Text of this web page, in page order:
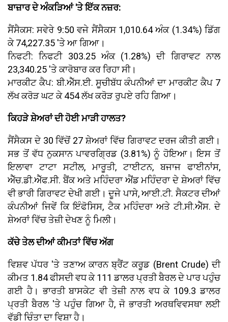
ਬਾਜ਼ਾਰ ਦੇ ਅੰਕੜਿਆਂ 'ਤੇ ਇੱਕ ਨਜ਼ਰ:
ਸੈਂਸੈਕਸ: ਸਵੇਰੇ 9:50 ਵਜੇ ਸੈਂਸੈਕਸ 1,010.64 ਅੰਕ (1.34%) ਡਿੱਗ
ਕੇ 74,227.35 'ਤੇ ਆ ਗਿਆ।
ਨਿਫਟੀ: ਨਿਫਟੀ 303.25 ਅੰਕ (1.28%) ਦੀ ਗਿਰਾਵਟ ਨਾਲ
23,340.25 'ਤੇ ਕਾਰੋਬਾਰ ਕਰ ਰਿਹਾ ਸੀ।
ਮਾਰਕੀਟ ਕੈਪ: ਬੀ.ਐੱਸ.ਈ. ਸੂਚੀਬੱਧ ਕੰਪਨੀਆਂ ਦਾ ਮਾਰਕੀਟ ਕੈਪ 7
ਲੱਖ ਕਰੋੜ ਘਟ ਕੇ 454 ਲੱਖ ਕਰੋੜ ਰੁਪਏ ਰਹਿ ਗਿਆ।
ਕਿਹੜੇ ਸ਼ੇਅਰਾਂ ਦੀ ਹੋਈ ਮਾੜੀ ਹਾਲਤ?
ਸੈਂਸੈਕਸ ਦੇ 30 ਵਿੱਚੋਂ 27 ਸ਼ੇਅਰਾਂ ਵਿੱਚ ਗਿਰਾਵਟ ਦਰਜ ਕੀਤੀ ਗਈ।
ਸਭ ਤੋਂ ਵੱਧ ਨੁਕਸਾਨ ਪਾਵਰਗ੍ਰਿਡ (3.81%) ਨੂੰ ਹੋਇਆ। ਇਸ ਤੋਂ
ਇਲਾਵਾ ਟਾਟਾ ਸਟੀਲ, ਮਾਰੂਤੀ, ਟਾਈਟਨ, ਬਜਾਜ ਫਾਈਨਾਂਸ,
ਐੱਚ.ਡੀ.ਐੱਫ.ਸੀ. ਬੈਂਕ ਅਤੇ ਮਹਿੰਦਰਾ ਐਂਡ ਮਹਿੰਦਰਾ ਦੇ ਸ਼ੇਅਰਾਂ ਵਿੱਚ
ਵੀ ਭਾਰੀ ਗਿਰਾਵਟ ਦੇਖੀ ਗਈ। ਦੂਜੇ ਪਾਸੇ, ਆਈ.ਟੀ. ਸੈਕਟਰ ਦੀਆਂ
ਕੰਪਨੀਆਂ ਜਿਵੇਂ ਕਿ ਇੰਫੋਸਿਸ, ਟੈਕ ਮਹਿੰਦਰਾ ਅਤੇ ਟੀ.ਸੀ.ਐੱਸ. ਦੇ
ਸ਼ੇਅਰਾਂ ਵਿੱਚ ਤੇਜ਼ੀ ਦੇਖਣ ਨੂੰ ਮਿਲੀ।
ਕੱਚੇ ਤੇਲ ਦੀਆਂ ਕੀਮਤਾਂ ਵਿੱਚ ਅੱਗ
ਵਿਸ਼ਵ ਪੱਧਰ 'ਤੇ ਤਣਾਅ ਕਾਰਨ ਬ੍ਰੈਂਟ ਕਰੂਡ (Brent Crude) ਦੀ
ਕੀਮਤ 1.84 ਫੀਸਦੀ ਵਧ ਕੇ 111 ਡਾਲਰ ਪ੍ਰਤੀ ਬੈਰਲ ਦੇ ਪਾਰ ਪਹੁੰਚ
ਗਈ ਹੈ। ਭਾਰਤੀ ਬਾਸਕੇਟ ਵੀ ਤੇਜ਼ੀ ਨਾਲ ਵਧ ਕੇ 109.3 ਡਾਲਰ
ਪ੍ਰਤੀ ਬੈਰਲ 'ਤੇ ਪਹੁੰਚ ਗਿਆ ਹੈ, ਜੋ ਭਾਰਤੀ ਅਰਥਵਿਵਸਥਾ ਲਈ
ਵੱਡੀ ਚਿੰਤਾ ਦਾ ਵਿਸ਼ਾ ਹੈ।